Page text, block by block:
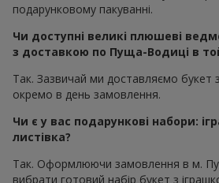
подарунковому пакуванні.
Чи доступні великі плюшеві
з доставкою по Пуща-Водиці в
Так. Зазвичай ми доставляємо букет
окремо в день замовлення.
Чи є у вас подарункові набори:
листівка?
Так. Оформлюючи замовлення в м.
вибрати готовий набір букет з